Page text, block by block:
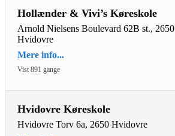
Hollænder & Vivi’s Køreskole
Arnold Nielsens Boulevard 62B st., 2650
Hvidovre
Mere info...
Vist 891 gange
Hvidovre Køreskole
Hvidovre Torv 6a, 2650 Hvidovre